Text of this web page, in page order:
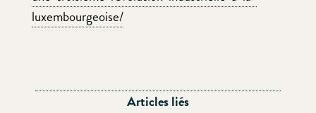
luxembourgeoise/
Articles liés